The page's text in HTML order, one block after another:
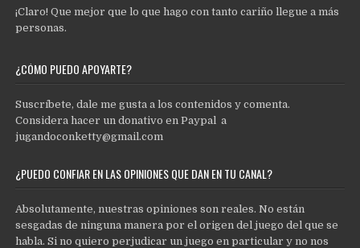
¡Claro! Que mejor que lo que hago con tanto cariño llegue a más
personas.
¿CÓMO PUEDO APOYARTE?
Suscríbete, dale me gusta a los contenidos y comenta.
Considera hacer un donativo en Paypal a
jugandoconketty@gmail.com
¿PUEDO CONFIAR EN LAS OPINIONES QUE DAN EN TU CANAL?
Absolutamente, nuestras opiniones son reales. No están
sesgadas de ninguna manera por el origen del juego del que se
habla. Si no quiero perjudicar un juego en particular y no nos